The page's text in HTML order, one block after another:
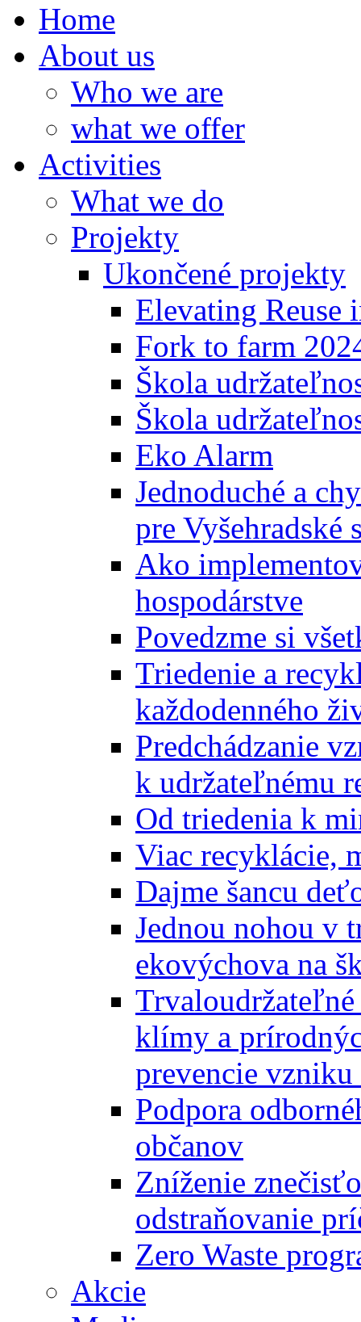
Home
About us
Who we are
what we offer
Activities
What we do
Projekty
Ukončené projekty
Elevating Reuse
Fork to farm
Škola
Škola
Eko Alarm
Jednoduché a
pre Vyšehradské
Ako
hospodárstve
Povedzme si
Triedenie a
každodenného
Predchádzanie
k udržateľnému
Od triedenia k
Viac recyklácie,
Dajme šancu
Jednou nohou v
ekovýchova na
klímy a
prevencie vzniku
Podpora
občanov
Zníženie
odstraňovanie
Zero Waste
Akcie